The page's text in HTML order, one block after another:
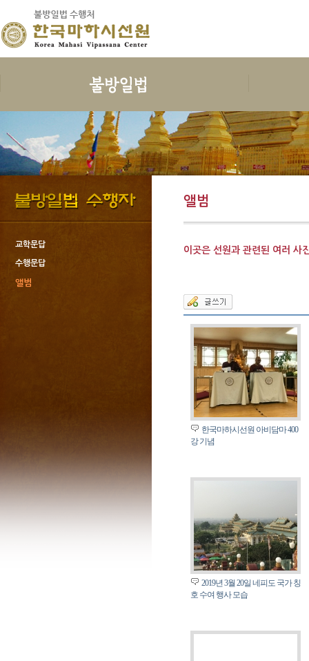
보시의 정의
보시의 이익
보시의 대상
보시의 청정
보시관련법문
지계
삼귀의
삼보공덕
포살
불자예절
수행
예불독송
청법
보호명상
위빳사나
한국마하
인사말
연혁
오시는 길
사단법인한
교학문답
수행문답
앨범
앨범
이곳은 선원과 관련된 여러 사
한국마하시선원 아비담마 400
강 기념
2019년 3월 20일 네피도 국가 칭
호 수여 행사 모습